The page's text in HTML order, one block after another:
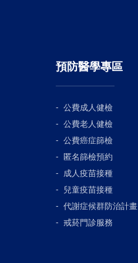
預防醫學專區
公費成人健檢
公費老人健檢
公費癌症篩檢
匿名篩檢預約
成人疫苗接種
兒童疫苗接種
代謝症候群防治計畫
戒菸門診服務